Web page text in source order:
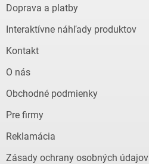
Doprava a platby
Interaktívne náhľady produktov
Kontakt
O nás
Obchodné podmienky
Pre firmy
Reklamácia
Zásady ochrany osobných údajov